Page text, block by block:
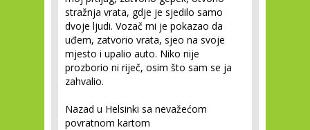
stražnja vrata, gdje je sjedilo samo
dvoje ljudi. Vozač mi je pokazao da
uđem, zatvorio vrata, sjeo na svoje
mjesto i upalio auto. Niko nije
prozborio ni riječ, osim što sam se ja
zahvalio.
Nazad u Helsinki sa nevažećom
povratnom kartom